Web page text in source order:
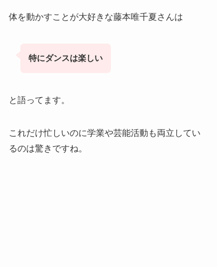
体を動かすことが大好きな藤本唯千夏さんは
特にダンスは楽しい
と語ってます。
これだけ忙しいのに学業や芸能活動も両立してい
るのは驚きですね。